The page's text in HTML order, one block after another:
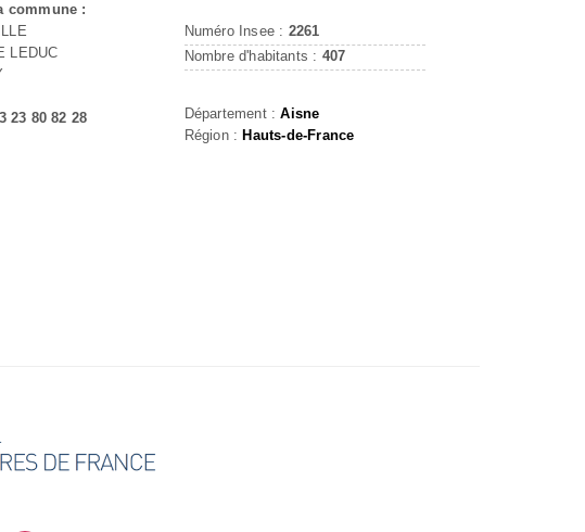
commune :
LEDUC
23 80 82 28
Numéro Insee : 2261
Nombre d'habitants : 407
Département :Aisne
Région : Hauts-de-France